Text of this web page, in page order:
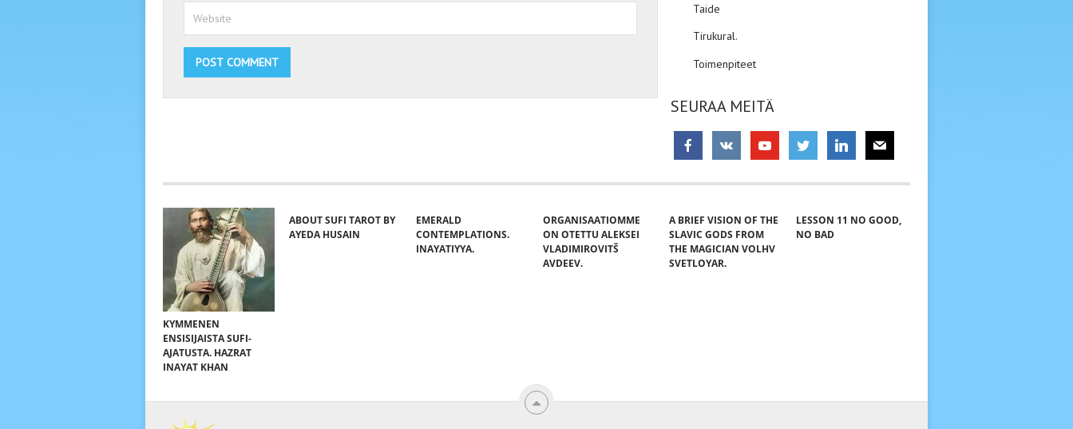
Taide
Tirukural.
Toimenpiteet
SEURAA MEITÄ
KYMMENEN
ENSISIJAISTA SUFI-
AJATUSTA. HAZRAT
INAYAT KHAN
ABOUT SUFI TAROT BY
AYEDA HUSAIN
EMERALD
CONTEMPLATIONS.
INAYATIYYA.
ORGANISAATIOMME
ON OTETTU ALEKSEI
VLADIMIROVITŠ
AVDEEV.
A BRIEF VISION OF THE
SLAVIC GODS FROM
THE MAGICIAN VOLHV
SVETLOYAR.
LESSON 11 NO GOOD,
NO BAD